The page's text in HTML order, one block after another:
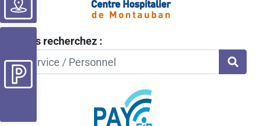
Vous recherchez :